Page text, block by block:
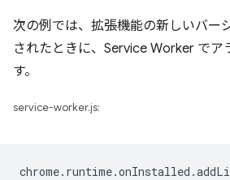
次の例では、拡張機能の新しいバー
されたときに、Service Worker でア
す。
service-worker.js:
chrome. runtime.onInstalled .